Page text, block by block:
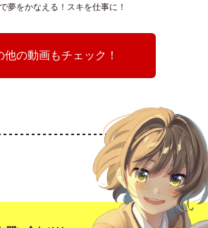
夢をかなえる！スキを仕事に！
他の動画もチェック！